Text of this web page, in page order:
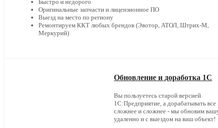
Быстро и недорого
Оригинальные запчасти и лицензионное ПО
Выезд на место по региону
Ремонтируем ККТ любых брендов (Эвотор, АТОЛ, Штрих-М,
Меркурий)
Обновление и доработка 1С
Вы пользуетесь старой версией
1С:Предприятие, а дорабатывать все
сложнее и сложнее - мы обновим
удаленно и с выездом на ваш объект!